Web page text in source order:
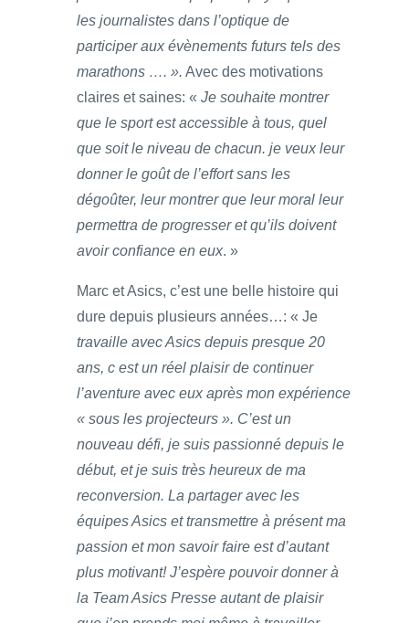
les journalistes dans l’optique de
participer aux évènements futurs tels des
marathons …. ». Avec des motivations
claires et saines: « Je souhaite montrer
que le sport est accessible à tous, quel
que soit le niveau de chacun. je veux leur
donner le goût de l’effort sans les
dégoûter, leur montrer que leur moral leur
permettra de progresser et qu’ils doivent
avoir confiance en eux. »
Marc et Asics, c’est une belle histoire qui
dure depuis plusieurs années…: « Je
travaille avec Asics depuis presque 20
ans, c est un réel plaisir de continuer
l’aventure avec eux après mon expérience
« sous les projecteurs ». C’est un
nouveau défi, je suis passionné depuis le
début, et je suis très heureux de ma
reconversion. La partager avec les
équipes Asics et transmettre à présent ma
passion et mon savoir faire est d’autant
plus motivant! J’espère pouvoir donner à
la Team Asics Presse autant de plaisir